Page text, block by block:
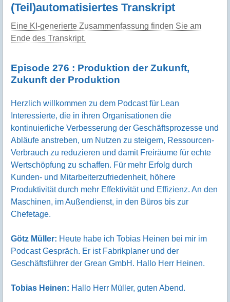
(Teil)automatisiertes Transkript
Eine KI-generierte Zusammenfassung finden Sie am
Ende des Transkript.
Episode 276 : Produktion der Zukunft,
Zukunft der Produktion
Herzlich willkommen zu dem Podcast für Lean
Interessierte, die in ihren Organisationen die
kontinuierliche Verbesserung der Geschäftsprozesse und
Abläufe anstreben, um Nutzen zu steigern, Ressourcen-
Verbrauch zu reduzieren und damit Freiräume für echte
Wertschöpfung zu schaffen. Für mehr Erfolg durch
Kunden- und Mitarbeiterzufriedenheit, höhere
Produktivität durch mehr Effektivität und Effizienz. An den
Maschinen, im Außendienst, in den Büros bis zur
Chefetage.
Götz Müller: Heute habe ich Tobias Heinen bei mir im
Podcast Gespräch. Er ist Fabrikplaner und der
Geschäftsführer der Grean GmbH. Hallo Herr Heinen.
Tobias Heinen: Hallo Herr Müller, guten Abend.